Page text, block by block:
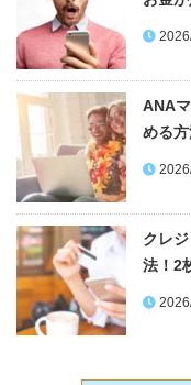
ANA
める
クレ
法！2